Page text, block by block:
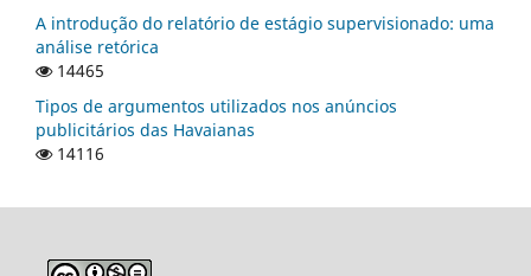
A introdução do relatório de estágio supervisionado: uma
análise retórica
14465
Tipos de argumentos utilizados nos anúncios
publicitários das Havaianas
14116